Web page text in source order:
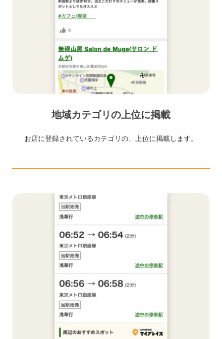
地域カテゴリの上位に掲載
お店に登録されているカテゴリの、上位に掲載します。